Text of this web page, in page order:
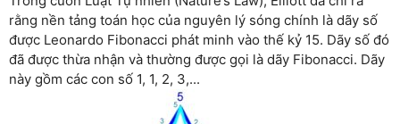
rằng nền tảng toán học của nguyên lý sóng chính là dãy số
được Leonardo Fibonacci phát minh vào thế kỷ 15. Dãy số đó
đã được thừa nhận và thường được gọi là dãy Fibonacci. Dãy
này gồm các con số 1, 1, 2, 3,...